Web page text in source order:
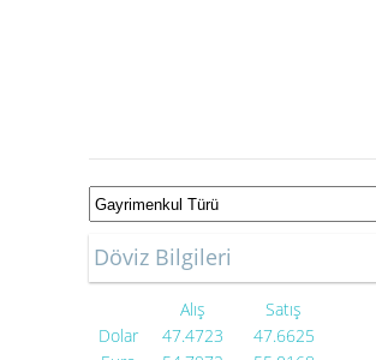
Döviz Bilgileri
Alış
Satış
Dolar
47.4723
47.6625